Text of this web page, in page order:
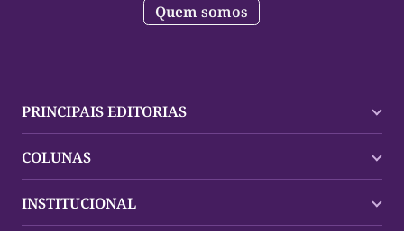
Quem somos
PRINCIPAIS EDITORIAS
Palmas
Mundo
COLUNAS
Policial
INSTITUCIONAL